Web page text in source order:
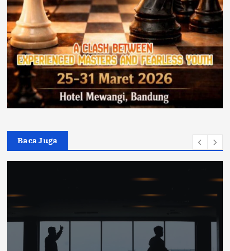
Baca Juga